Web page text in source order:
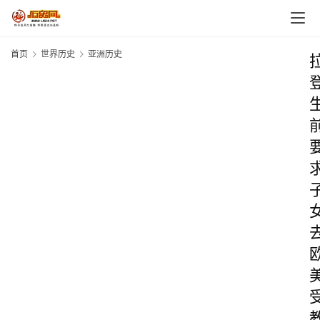
首页 世界历史 亚洲历史